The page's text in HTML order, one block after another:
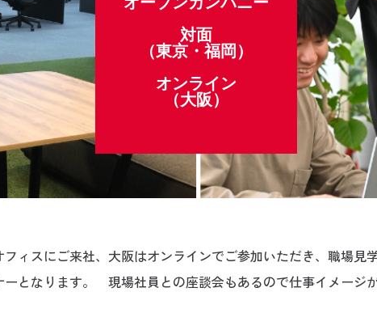
対面
（東京・福岡）
オンライン
（大阪）
ィスにご来社、大阪はオンラインでご参加いただき、職場見
となります。 現場社員との座談会もあるので仕事イメージ